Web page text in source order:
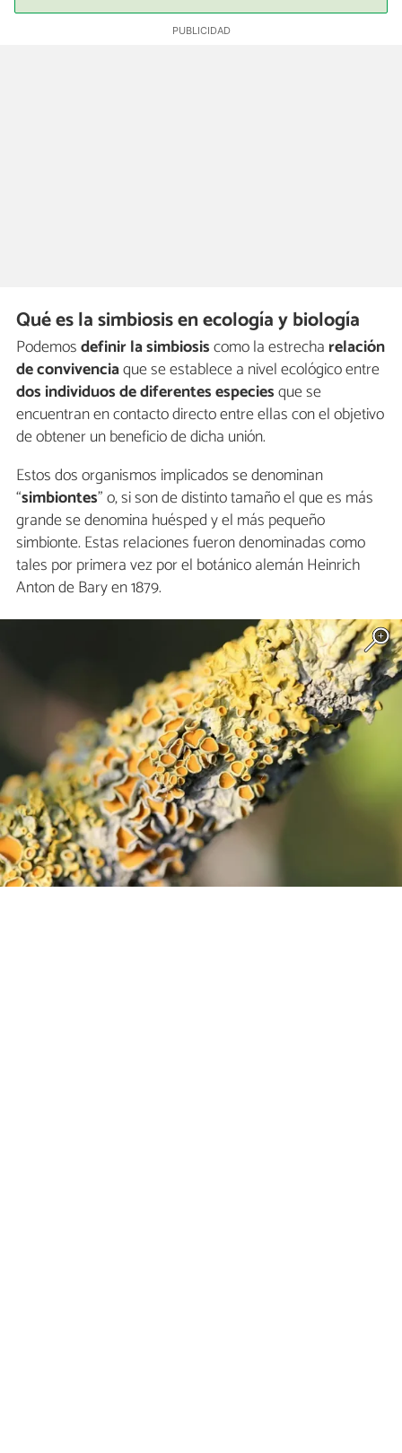
Qué es la simbiosis en ecología y biología
Podemosdefinir la simbiosiscomo la estrecha relación
de convivenciaque se establece a nivel ecológico entre
dos individuos de diferentes especiesque se
encuentran en contacto directo entre ellas con el objetivo
de obtener un beneficio de dicha unión.
Estos dos organismos implicados se denominan
“simbiontes” o, si son de distinto tamaño el que es más
grande se denomina huésped y el más pequeño
simbionte. Estas relaciones fueron denominadas como
tales por primera vez por el botánico alemán Heinrich
Anton de Bary en 1879.